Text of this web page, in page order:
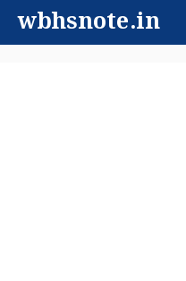
Skipwbhsnote.in